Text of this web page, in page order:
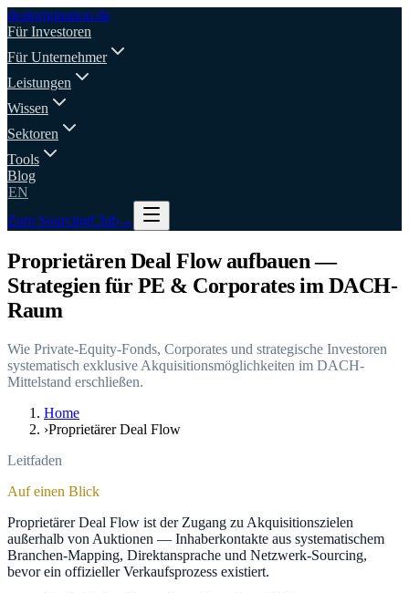
dealorigination.de
Für Investoren
Für Unternehmer
Leistungen
Wissen
Sektoren
Tools
Blog
EN
Zum SourcingClub→
Proprietären Deal Flow aufbauen —
Strategien für PE & Corporates im DACH-
Raum
Wie Private-Equity-Fonds, Corporates und strategische Investoren
systematisch exklusive Akquisitionsmöglichkeiten im DACH-
Mittelstand erschließen.
Home
›Proprietärer Deal Flow
Leitfaden
Auf einen Blick
Proprietärer Deal Flow ist der Zugang zu Akquisitionszielen
außerhalb von Auktionen — Inhaberkontakte aus systematischem
Branchen-Mapping, Direktansprache und Netzwerk-Sourcing,
bevor ein offizieller Verkaufsprozess existiert.